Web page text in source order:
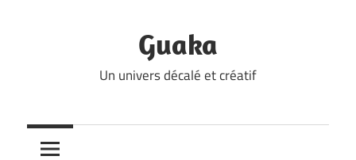
Guaka
Un univers décalé et créatif